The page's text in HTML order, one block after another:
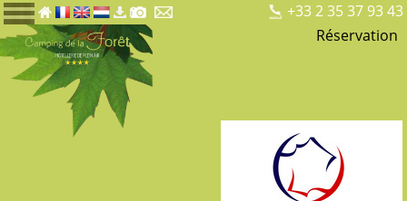
+33 2 35 37 93 43
Réservation